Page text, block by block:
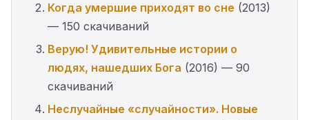
Когда умершие приходят во сне (2013)
— 150 скачиваний
Верую! Удивительные истории о
людях, нашедших Бога (2016) — 90
скачиваний
Неслучайные «случайности». Новые